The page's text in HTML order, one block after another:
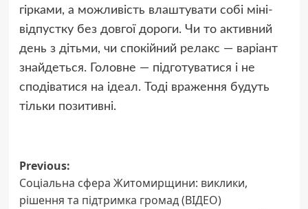
гірками, а можливість влаштувати собі міні-
відпустку без довгої дороги. Чи то активний
день з дітьми, чи спокійний релакс — варіант
знайдеться. Головне — підготуватися і не
сподіватися на ідеал. Тоді враження будуть
тільки позитивні.
Post
navigation
Previous:
Соціальна сфера Житомирщини: виклики,
рішення та підтримка громад (ВІДЕО)